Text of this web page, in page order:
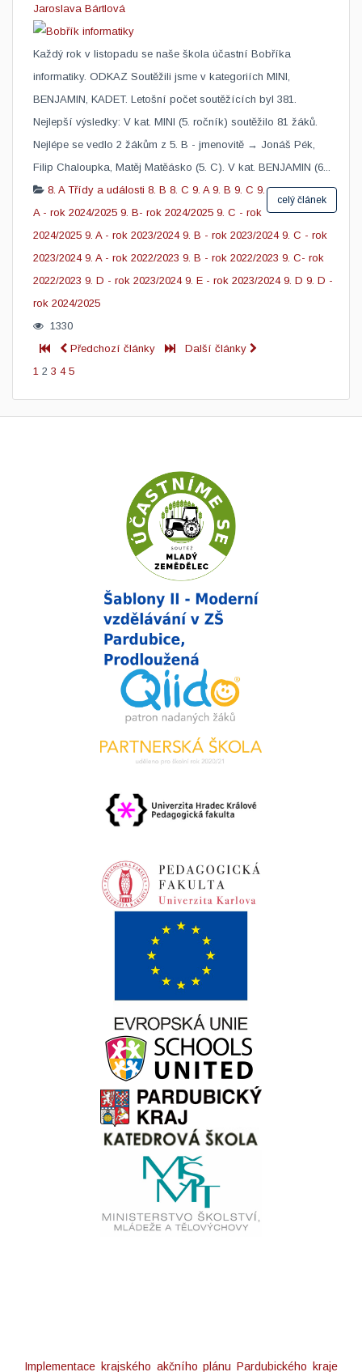
Jaroslava Bártlová
Každý rok v listopadu se naše škola účastní Bobříka
informatiky. ODKAZ Soutěžili jsme v kategoriích MINI,
BENJAMIN, KADET. Letošní počet soutěžících byl 381.
Nejlepší výsledky: V kat. MINI (5. ročník) soutěžilo 81 žáků.
Nejlépe se vedlo 2 žákům z 5. B - jmenovitě → Jonáš Pék,
Filip Chaloupka, Matěj Matěásko (5. C). V kat. BENJAMIN (6...
celý článek
8. A Třídy a události 8. B 8. C 9. A 9. B 9. C 9.
A - rok 2024/2025 9. B- rok 2024/2025 9. C - rok
2024/2025 9. A - rok 2023/2024 9. B - rok 2023/2024 9. C - rok
2023/2024 9. A - rok 2022/2023 9. B - rok 2022/2023 9. C- rok
2022/2023 9. D - rok 2023/2024 9. E - rok 2023/2024 9. D 9. D -
rok 2024/2025
1330
Předchozí články
Další články
1 2 3 4 5
Implementace krajského akčního plánu Pardubického kraje